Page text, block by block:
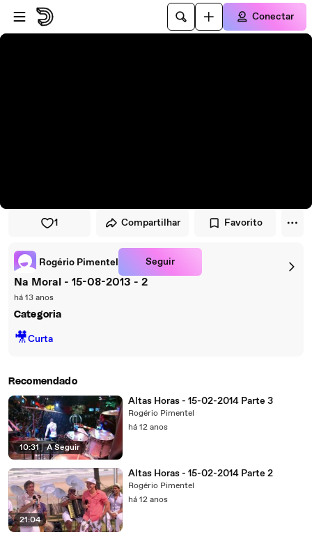
Pular para o player
Ir para o conteúdo principal
Conectar
1 Compartilhar Favorito
Rogério Pimentel Seguir
Na Moral - 15-08-2013 - 2
há 13 anos
Categoria
🎥Curta
Recomendado
10:31 | A Seguir
Altas Horas - 15-02-2014 Parte 3
Rogério Pimentel
há 12 anos
21:04
Altas Horas - 15-02-2014 Parte 2
Rogério Pimentel
há 12 anos